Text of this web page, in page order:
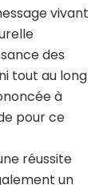
vivant
des
tout au long
à
pour ce
réussite
un